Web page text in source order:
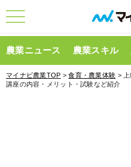
農業ニュース 農業スキル
マイナビ農業TOP >食育・農業体験 >
講座の内容・メリット・試験など紹介